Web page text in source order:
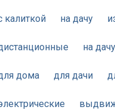
калиткой на дачу
на дачу
дома для дачи